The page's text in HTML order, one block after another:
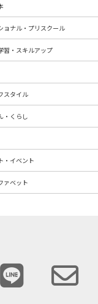
ョナル・プリスクール
習・スキルアップ
スタイル
・くらし
・イベント
ァベット